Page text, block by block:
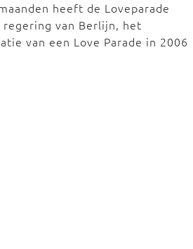
heeft de Loveparade
van Berlijn, het
van een Love Parade in 2006